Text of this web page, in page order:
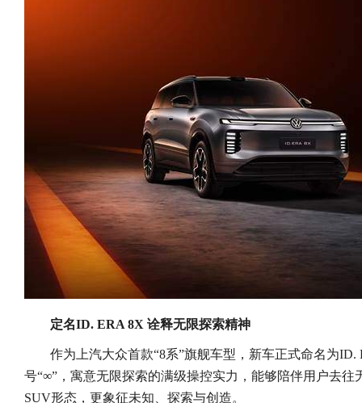
定名ID. ERA 8X 诠释无限探索精神
作为上汽大众首款“8系”旗舰车型，新车正式命名为ID.
号“∞”，寓意无限探索的满级操控实力，能够陪伴用户去往
SUV形态，更象征未知、探索与创造。